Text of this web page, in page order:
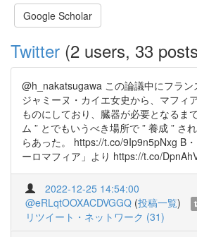
Google Scholar
Twitter (2 users, 33
@h_nakatsugawa この論議中にフラン
ジャミーヌ・カイエ女史から、マフィ
ものにしており、臓器が必要となるま
ム ” とでもいうべき場所で ” 養成 ” さ
らあった。 https://t.co/9Ip9n5pNxg B
ーロマフィア」より https://t.co/
2022-12-25 14:54:00
@eRLqtOOXACDVGGQ (投稿一覧)
リツイート・ネットワーク (31)